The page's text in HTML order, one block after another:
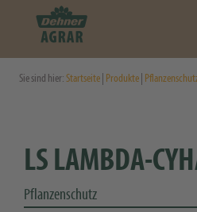
Sie sind hier:Startseite Produkte
LS LAMBDA-
Pflanzenschutz